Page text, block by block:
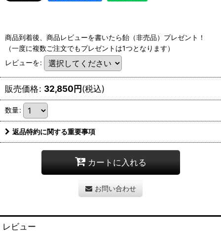
商品到着後、商品レビューを書いたら飴（非売品）プレゼント！
（一度に複数ご注文でもプレゼントは1つとなります）
レビューを:
販売価格: 32,850円(税込)
数量:
返品特約に関する重要事項
カートに入れる
お問い合わせ
レビュー